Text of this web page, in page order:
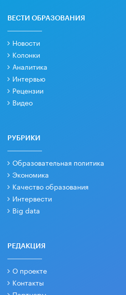
ВЕСТИ ОБРАЗОВАНИЯ
Новости
Колонки
Аналитика
Интервью
Рецензии
Видео
РУБРИКИ
Образовательная политика
Экономика
Качество образования
Интервести
Big data
РЕДАКЦИЯ
О проекте
Контакты